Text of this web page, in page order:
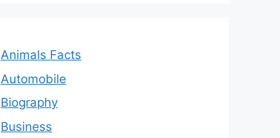
Animals Facts
Automobile
Biography
Business